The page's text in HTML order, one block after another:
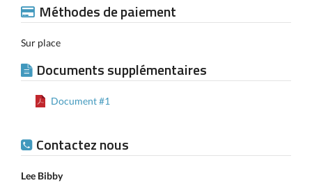
Méthodes de paiement
Sur place
Documents supplémentaires
Document #1
Contactez nous
Lee Bibby